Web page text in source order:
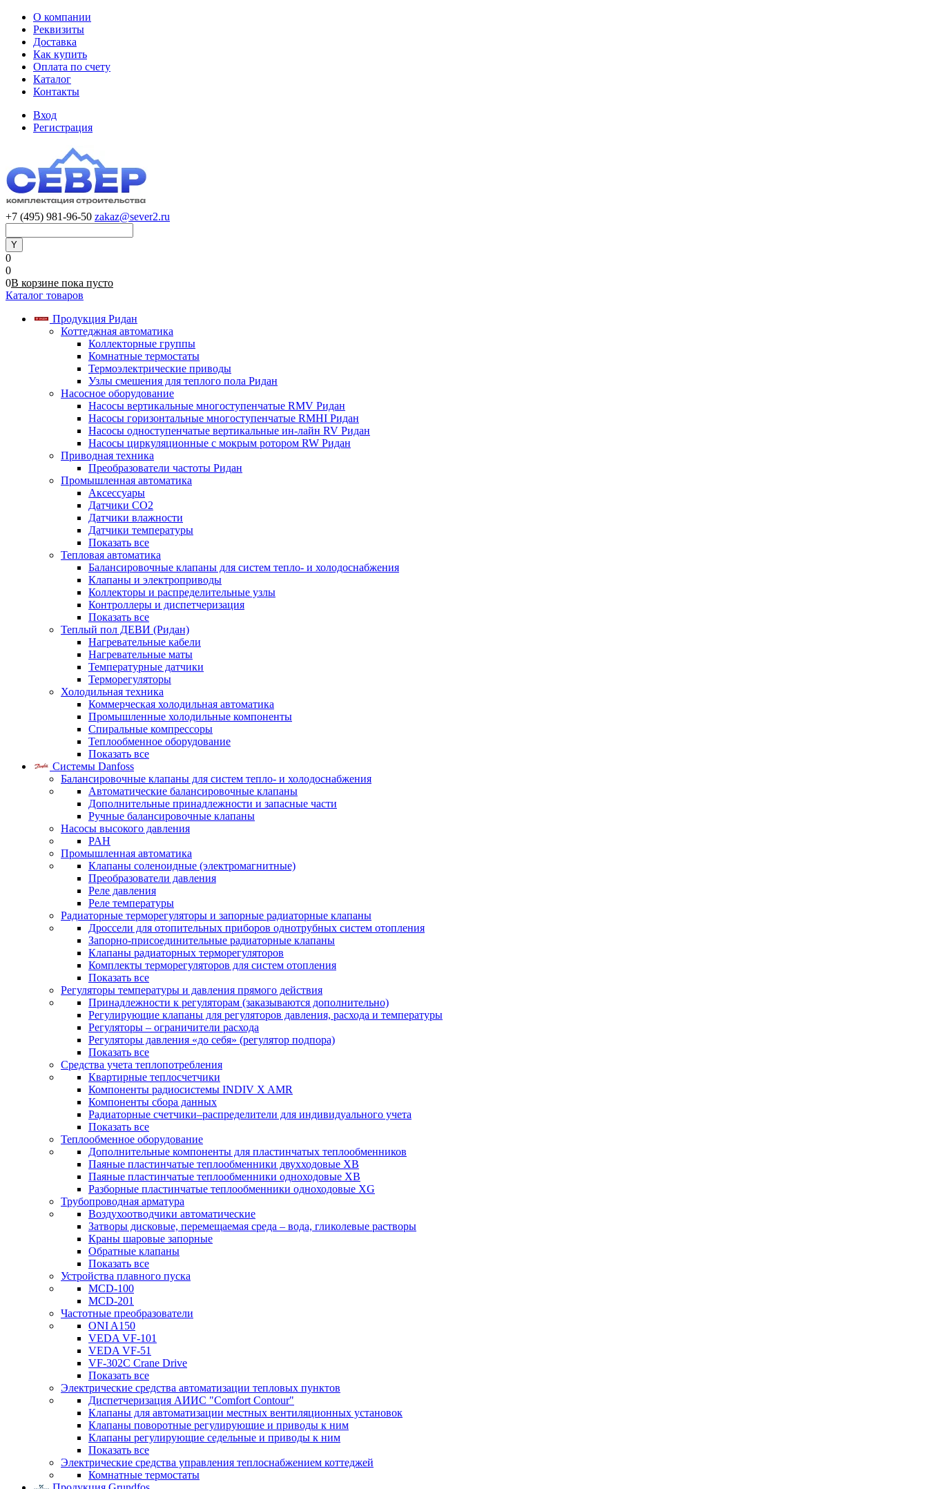
О компании
Реквизиты
Доставка
Как купить
Оплата по счету
Каталог
Контакты
Вход
Регистрация
+7 (495) 981-96-50 zakaz@sever2.ru
0
0
0В корзине пока пусто
Каталог товаров
Продукция Ридан
Коттеджная автоматика
Коллекторные группы
Комнатные термостаты
Термоэлектрические приводы
Узлы смешения для теплого пола Ридан
Насосное оборудование
Насосы вертикальные многоступенчатые RMV Ридан
Насосы горизонтальные многоступенчатые RMHI Ридан
Насосы одноступенчатые вертикальные ин-лайн RV Ридан
Насосы циркуляционные с мокрым ротором RW Ридан
Приводная техника
Преобразователи частоты Ридан
Промышленная автоматика
Аксессуары
Датчики CO2
Датчики влажности
Датчики температуры
Показать все
Тепловая автоматика
Балансировочные клапаны для систем тепло- и холодоснабжения
Клапаны и электроприводы
Коллекторы и распределительные узлы
Контроллеры и диспетчеризация
Показать все
Теплый пол ДЕВИ (Ридан)
Нагревательные кабели
Нагревательные маты
Температурные датчики
Терморегуляторы
Холодильная техника
Коммерческая холодильная автоматика
Промышленные холодильные компоненты
Спиральные компрессоры
Теплообменное оборудование
Показать все
Системы Danfoss
Балансировочные клапаны для систем тепло- и холодоснабжения
Автоматические балансировочные клапаны
Дополнительные принадлежности и запасные части
Ручные балансировочные клапаны
Насосы высокого давления
PAH
Промышленная автоматика
Клапаны соленоидные (электромагнитные)
Преобразователи давления
Реле давления
Реле температуры
Радиаторные терморегуляторы и запорные радиаторные клапаны
Дроссели для отопительных приборов однотрубных систем отопления
Запорно-присоединительные радиаторные клапаны
Клапаны радиаторных терморегуляторов
Комплекты терморегуляторов для систем отопления
Показать все
Регуляторы температуры и давления прямого действия
Принадлежности к регуляторам (заказываются дополнительно)
Регулирующие клапаны для регуляторов давления, расхода и температуры
Регуляторы – ограничители расхода
Регуляторы давления «до себя» (регулятор подпора)
Показать все
Средства учета теплопотребления
Квартирные теплосчетчики
Компоненты радиосистемы INDIV X AMR
Компоненты сбора данных
Радиаторные счетчики–распределители для индивидуального учета
Показать все
Теплообменное оборудование
Дополнительные компоненты для пластинчатых теплообменников
Паяные пластинчатые теплообменники двухходовые XB
Паяные пластинчатые теплообменники одноходовые ХВ
Разборные пластинчатые теплообменники одноходовые ХG
Трубопроводная арматура
Воздухоотводчики автоматические
Затворы дисковые, перемещаемая среда – вода, гликолевые растворы
Краны шаровые запорные
Обратные клапаны
Показать все
Устройства плавного пуска
MCD-100
MCD-201
Частотные преобразователи
ONI A150
VEDA VF-101
VEDA VF-51
VF-302C Crane Drive
Показать все
Электрические средства автоматизации тепловых пунктов
Диспетчеризация АИИС "Comfort Contour"
Клапаны для автоматизации местных вентиляционных установок
Клапаны поворотные регулирующие и приводы к ним
Клапаны регулирующие седельные и приводы к ним
Показать все
Электрические средства управления теплоснабжением коттеджей
Комнатные термостаты